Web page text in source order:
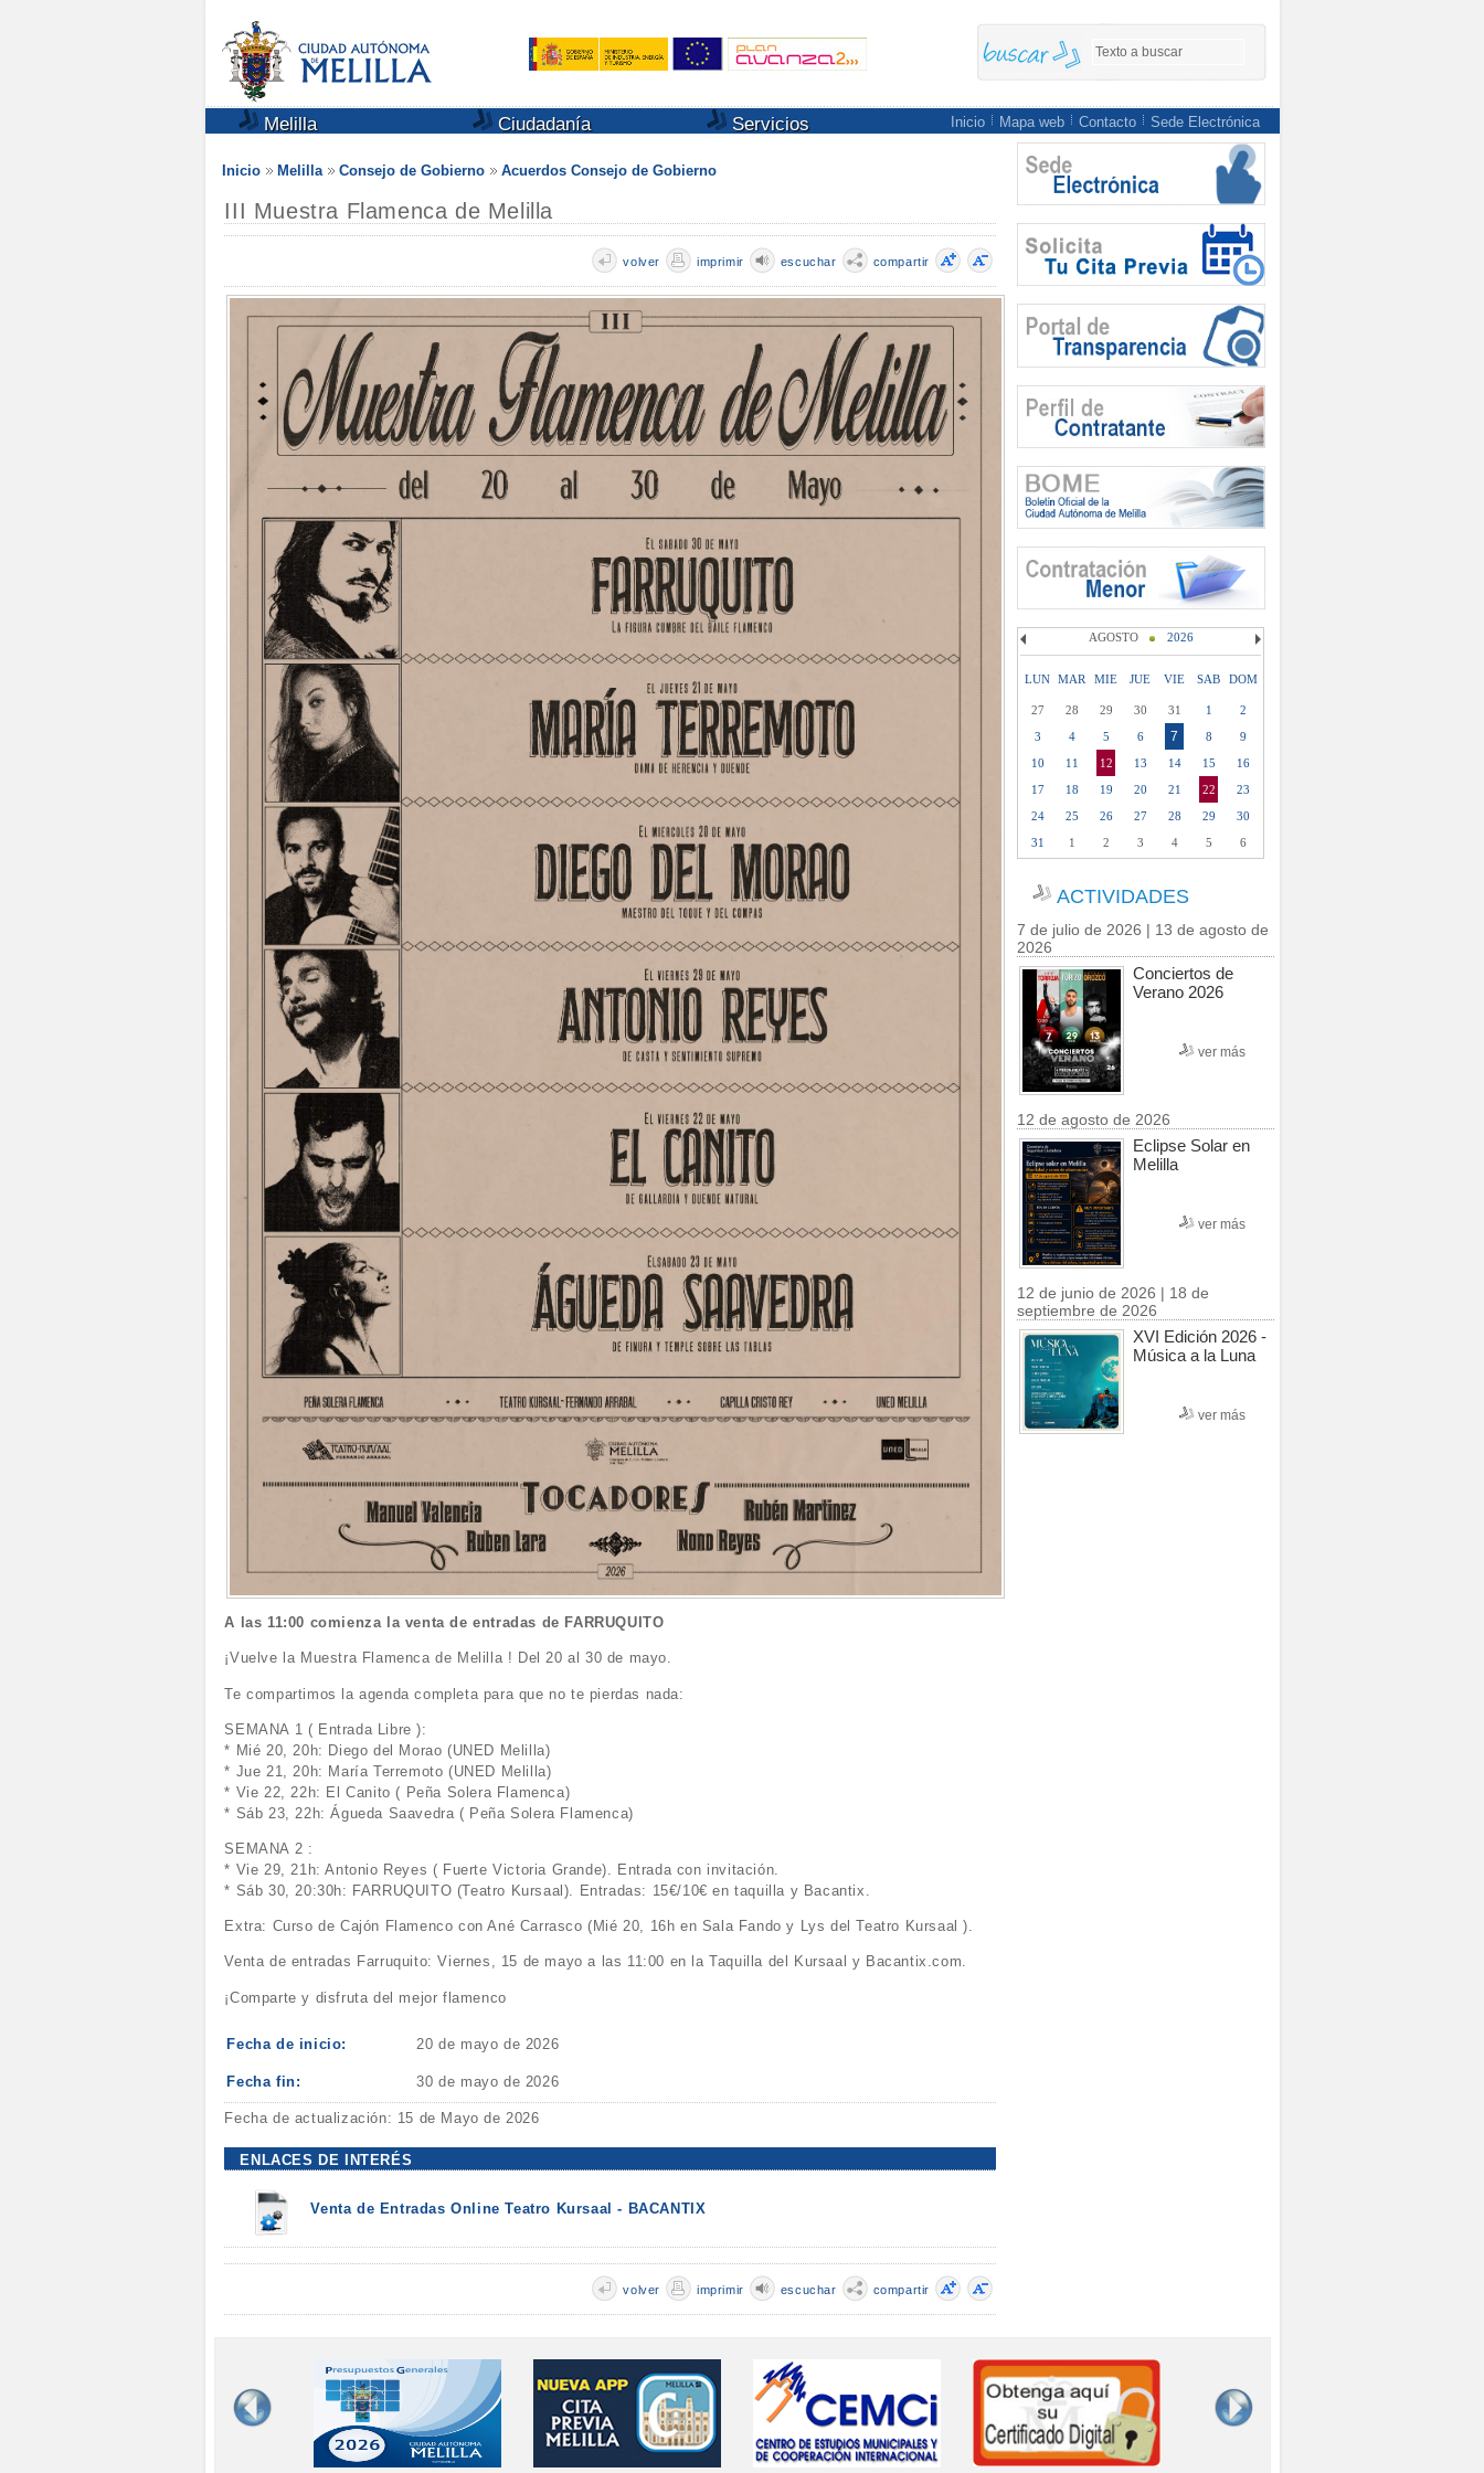
Melilla Ciudadanía Servicios Inicio Mapa web Contacto Sede Electrónica
Inicio Melilla Consejo de Gobierno Acuerdos Consejo de Gobierno
III Muestra Flamenca de Melilla
compartir
escuchar
imprimir
volver
A las 11:00 comienza la venta de entradas de FARRUQUITO
¡Vuelve la Muestra Flamenca de Melilla ! Del 20 al 30 de mayo.
Te compartimos la agenda completa para que no te pierdas nada:
SEMANA 1 ( Entrada Libre ):
* Mié 20, 20h: Diego del Morao (UNED Melilla)
* Jue 21, 20h: María Terremoto (UNED Melilla)
* Vie 22, 22h: El Canito ( Peña Solera Flamenca)
* Sáb 23, 22h: Águeda Saavedra ( Peña Solera Flamenca)
SEMANA 2 :
* Vie 29, 21h: Antonio Reyes ( Fuerte Victoria Grande). Entrada con invitación.
* Sáb 30, 20:30h: FARRUQUITO (Teatro Kursaal). Entradas: 15€/10€ en taquilla y Bacantix.
Extra: Curso de Cajón Flamenco con Ané Carrasco (Mié 20, 16h en Sala Fando y Lys del Teatro Kursaal ).
Venta de entradas Farruquito: Viernes, 15 de mayo a las 11:00 en la Taquilla del Kursaal y Bacantix.com.
¡Comparte y disfruta del mejor flamenco
Fecha de inicio: 20 de mayo de 2026
Fecha fin: 30 de mayo de 2026
Fecha de actualización: 15 de Mayo de 2026
ENLACES DE INTERÉS
Venta de Entradas Online Teatro Kursaal - BACANTIX
compartir
escuchar
imprimir
volver
AGOSTO 2026
LUN MAR MIE JUE VIE SAB DOM
27 28 29 30 31 1
2
3
4 5 6 7 8
9
10
11 12 13 14 15
16
17
18 19 20 21 22
23
24
25 26 27 28 29
30
31
1 2 3 4 5 6
ACTIVIDADES
7 de julio de 2026 | 13 de agosto de
2026
Conciertos de
Verano 2026
ver más
12 de agosto de 2026
Eclipse Solar en
Melilla
ver más
12 de junio de 2026 | 18 de
septiembre de 2026
XVI Edición 2026 -
Música a la Luna
ver más